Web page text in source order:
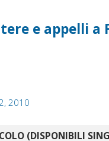
e appelli a
2010
(DISPONIBILI